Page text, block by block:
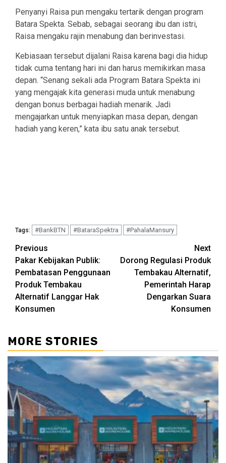
Penyanyi Raisa pun mengaku tertarik dengan program
Batara Spekta. Sebab, sebagai seorang ibu dan istri,
Raisa mengaku rajin menabung dan berinvestasi.
Kebiasaan tersebut dijalani Raisa karena bagi dia hidup
tidak cuma tentang hari ini dan harus memikirkan masa
depan. “Senang sekali ada Program Batara Spekta ini
yang mengajak kita generasi muda untuk menabung
dengan bonus berbagai hadiah menarik. Jadi
mengajarkan untuk menyiapkan masa depan, dengan
hadiah yang keren,” kata ibu satu anak tersebut.
Tags: #BankBTN #BataraSpektra #PahalaMansury
Continue
Reading
Previous
Pakar Kebijakan Publik:
Pembatasan Penggunaan
Produk Tembakau
Alternatif Langgar Hak
Konsumen
Next
Dorong Regulasi Produk
Tembakau Alternatif,
Pemerintah Harap
Dengarkan Suara
Konsumen
MORE STORIES